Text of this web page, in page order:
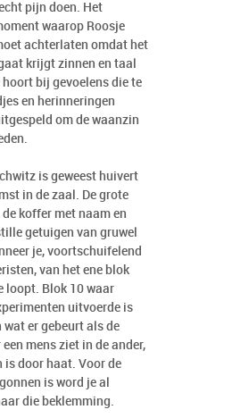
pijn doen. Het
waarop Roosje
achterlaten omdat het
krijgt zinnen en taal
bij gevoelens die te
en herinneringen
om de waanzin
is geweest huivert
in de zaal. De grote
de koffer met naam en
getuigen van gruwel
je, voortschuifelend
van het ene blok
loopt. Blok 10 waar
uitvoerde is
er gebeurt als de
mens ziet in de ander,
is door haat. Voor de
is word je al
die beklemming.